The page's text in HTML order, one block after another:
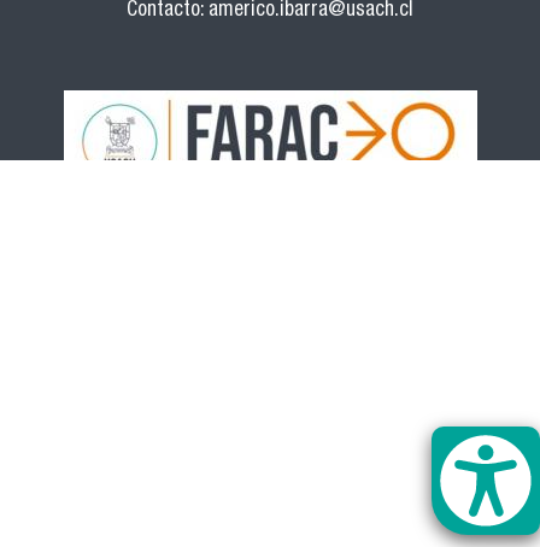
Contacto: americo.ibarra@usach.cl
logo_farac_2023_1.jpg